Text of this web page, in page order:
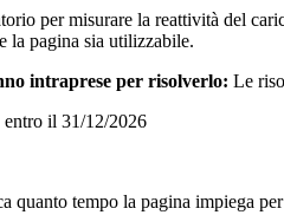
per misurare la reattività del
la pagina sia utilizzabile.
intraprese per risolverlo: Le
entro il 31/12/2026
quanto tempo la pagina impiega